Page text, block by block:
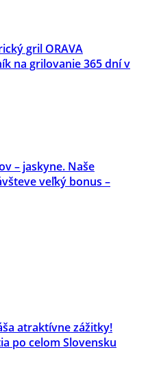
gril ORAVA
na grilovanie 365 dní v
– jaskyne. Naše
veľký bonus –
atraktívne zážitky!
po celom Slovensku